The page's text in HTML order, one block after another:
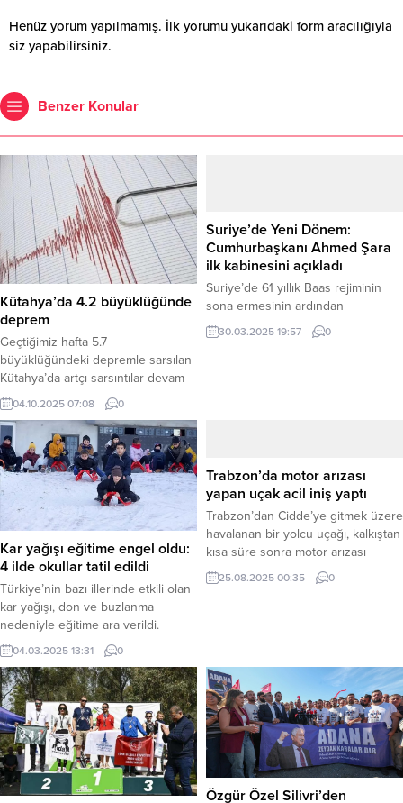
Henüz yorum yapılmamış. İlk yorumu yukarıdaki form aracılığıyla
siz yapabilirsiniz.
Benzer Konular
Kütahya’da 4.2 büyüklüğünde
deprem
Geçtiğimiz hafta 5.7
büyüklüğündeki depremle sarsılan
Kütahya’da artçı sarsıntılar devam
ediyor. Bu sabah (Cumartesi) saat
06:49’da merkez üssü Simav ilçesi
olan 4.2 büyüklüğünde bir deprem
daha meydana geldi. Haber
Merkezi – Boğaziçi Üniversitesi
Kandilli Rasathanesi ve Deprem
Araştırma Enstitüsü’nün verilerine
göre, depremin merkez üssü Simav
ilçesine bağlı Karakoca mahallesi
olarak...
04.10.2025 07:08 0
Suriye’de Yeni Dönem:
Cumhurbaşkanı Ahmed Şara
ilk kabinesini açıkladı
Suriye’de 61 yıllık Baas rejiminin
sona ermesinin ardından
Cumhurbaşkanı Ahmed Şara
başkanlığındaki ilk kabine açıklandı.
güçle, güçlü bir irade ve kararlılıkla,
hak ettiğimiz bir geleceğe doğru
yürümeye başladığımız gündür”...
30.03.2025 19:57 0
Kar yağışı eğitime engel oldu:
4 ilde okullar tatil edildi
Türkiye’nin bazı illerinde etkili olan
kar yağışı, don ve buzlanma
nedeniyle eğitime ara verildi.
Gümüşhane, Bingöl, Tunceli ve
Bayburt illerinde bugün okullar tatil
edildiği duyuruldu. Bingöl’de Kar
Tatili ve İdari İzin Bingöl Valiliği,
kent genelinde yoğun kar yağışı ve
olumsuz hava koşullarının etkili
olduğunu açıkladı. Bu nedenle,
şehir merkezi ile...
04.03.2025 13:31 0
Trabzon’da motor arızası
yapan uçak acil iniş yaptı
Trabzon’dan Cidde’ye gitmek üzere
havalanan bir yolcu uçağı, kalkıştan
kısa süre sonra motor arızası
nedeniyle Trabzon Havalimanı’na
geri dönerek acil iniş yaptı.
açıklamaya göre, Flynas Havayolu
Şirketi’ne ait Trabzon-Cidde seferini
yapan uçak,...
25.08.2025 00:35 0
Özgür Özel Silivri’den